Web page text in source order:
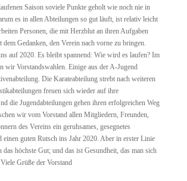
Saison soviele Punkte geholt wie noch nie in
es in allen Abteilungen so gut läuft, ist relativ leicht
Personen, die mit Herzblut an ihren Aufgaben
dem Gedanken, den Verein nach vorne zu bringen.
auf 2020. Es bleibt spannend: Wie wird es laufen? Im
wir Vorstandswahlen. Einige aus der A-Jugend
Die Karateabteilung strebt nach weiteren
freuen sich wieder auf ihre
die Jugendabteilungen gehen ihren erfolgreichen Weg
wir vom Vorstand allen Mitgliedern, Freunden,
des Vereins ein geruhsames, gesegnetes
einen guten Rutsch ins Jahr 2020. Aber in erster Linie
höchste Gut; und das ist Gesundheit, das man sich
Grüße der Vorstand